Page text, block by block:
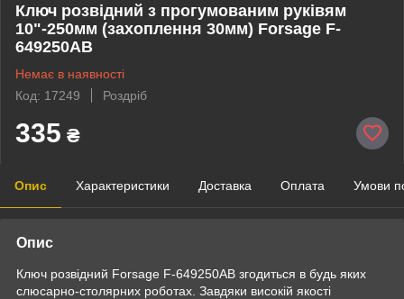
Ключ розвідний з прогумованим руківям
10"-250мм (захоплення 30мм) Forsage F-
649250AB
Немає в наявності
Код: 17249
Роздріб
335 ₴
Опис Характеристики Доставка Оплата Умови
Опис
Ключ розвідний Forsage F-649250AB згодиться в будь яких
слюсарно-столярних роботах. Завдяки високій якості